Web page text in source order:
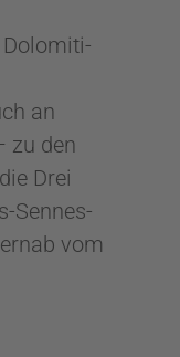
an
zu den
Drei
Sennes-
vom